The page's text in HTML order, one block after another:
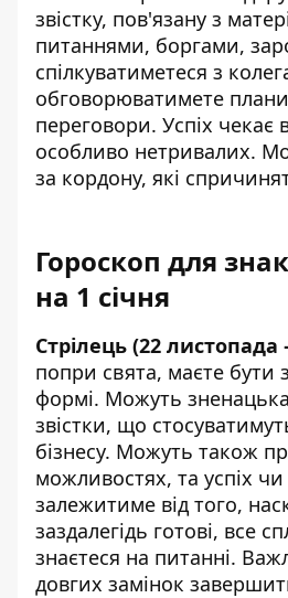
звістку, пов'язану з
питаннями, боргами,
спілкуватиметеся з
обговорюватимете
переговори. Успіх чекає
особливо нетривалих.
за кордону, які
Гороскоп для
на 1 січня
Стрілець (22 листопада
попри свята, маєте бути
формі. Можуть
звістки, що
бізнесу. Можуть також
можливостях, та успіх чи
залежитиме від того,
заздалегідь готові, все
знаєтеся на питанні.
довгих замінок